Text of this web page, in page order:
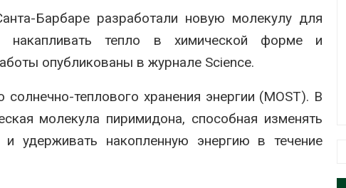
Барбаре разработали новую молекулу для
накапливать тепло в химической форме и
опубликованы в журнале Science.
теплового хранения энергии (MOST). В
молекула пиримидона, способная изменять
удерживать накопленную энергию в течение
провинции
более 140
Дом из старых шин
может обходиться без
кондиционера и почти